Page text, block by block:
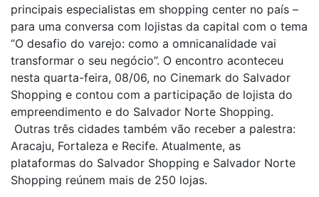
principais especialistas em shopping center no país –
para uma conversa com lojistas da capital com o tema
“O desafio do varejo: como a omnicanalidade vai
transformar o seu negócio”. O encontro aconteceu
nesta quarta-feira, 08/06, no Cinemark do Salvador
Shopping e contou com a participação de lojista do
empreendimento e do Salvador Norte Shopping.
Outras três cidades também vão receber a palestra:
Aracaju, Fortaleza e Recife. Atualmente, as
plataformas do Salvador Shopping e Salvador Norte
Shopping reúnem mais de 250 lojas.